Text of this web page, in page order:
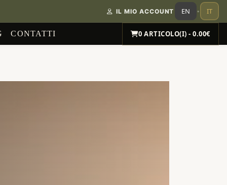
IL MIO ACCOUNT EN • IT
CONTATTI 0 ARTICOLO(I) - 0.00€